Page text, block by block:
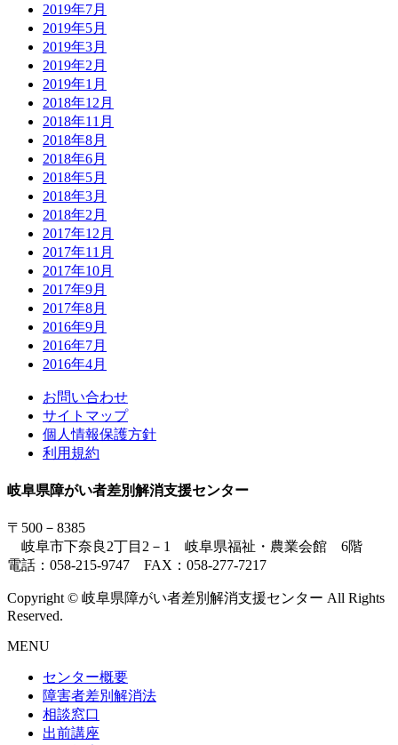
2019年7月
2019年5月
2019年3月
2019年2月
2019年1月
2018年12月
2018年11月
2018年8月
2018年6月
2018年5月
2018年3月
2018年2月
2017年12月
2017年11月
2017年10月
2017年9月
2017年8月
2016年9月
2016年7月
2016年4月
お問い合わせ
サイトマップ
個人情報保護方針
利用規約
岐阜県障がい者差別解消支援センター
〒500－8385
岐阜市下奈良2丁目2－1 岐阜県福祉・農業会館 6階
電話：058-215-9747 FAX：058-277-7217
Copyright © 岐阜県障がい者差別解消支援センター All Rights
Reserved.
MENU
センター概要
障害者差別解消法
相談窓口
出前講座